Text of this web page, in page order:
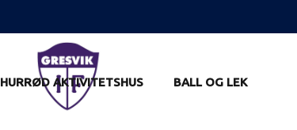
HURRØD AKTIVITETSHUS BALL OG LEK